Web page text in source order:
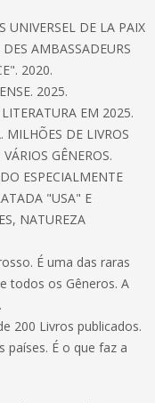
UNIVERSEL DE LA PAIX
AMBASSADEURS
2020.
2025.
EM 2025.
MILHÕES DE LIVROS
GÊNEROS.
ESPECIALMENTE
"USA" E
NATUREZA
É uma das raras
todos os Gêneros. A
200 Livros publicados.
países. É o que faz a